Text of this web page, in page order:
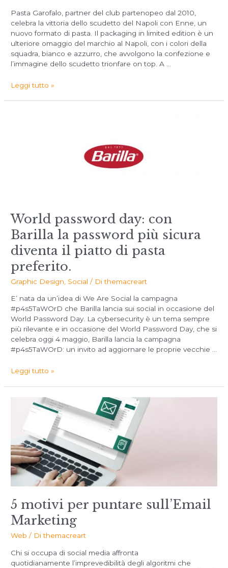
Pasta Garofalo, partner del club partenopeo dal 2010,
celebra la vittoria dello scudetto del Napoli con Enne, un
nuovo formato di pasta. Il packaging in limited edition è un
ulteriore omaggio del marchio al Napoli, con i colori della
squadra, bianco e azzurro, che avvolgono la confezione e
l’immagine dello scudetto trionfare on top. A …
Leggi tutto »
World password day: con
Barilla la password più sicura
diventa il piatto di pasta
preferito.
Graphic Design Social / Dithemacreart
E’ nata da un’idea di We Are Social la campagna
#p4s5TaWOrD che Barilla lancia sui social in occasione del
World Password Day. La cybersecurity è un tema sempre
più rilevante e in occasione del World Password Day, che si
celebra oggi 4 maggio, Barilla lancia la campagna
#p4s5TaWOrD: un invito ad aggiornare le proprie vecchie …
Leggi tutto »
5 motivi per puntare sull’Email
Marketing
Web / Dithemacreart
Chi si occupa di social media affronta
quotidianamente l’imprevedibilità degli algoritmi che